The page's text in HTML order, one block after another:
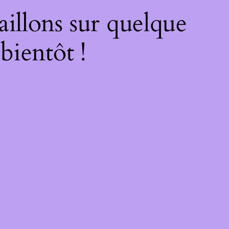
sur quelque
!